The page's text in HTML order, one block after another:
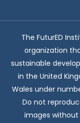
The FuturED
organization
sustainable
in the United
Wales under
Do not
images without